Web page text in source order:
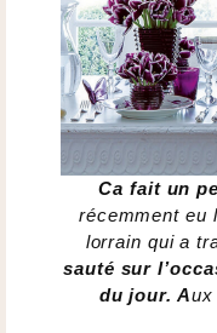
Ca fait un
récemment eu
lorrain qui a
sauté sur
du jour. Aux